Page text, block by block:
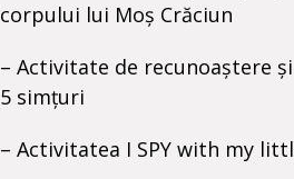
corpului lui Moș Crăciun
– Activitate de recunoaștere
5 simțuri
– Activitatea I SPY with my